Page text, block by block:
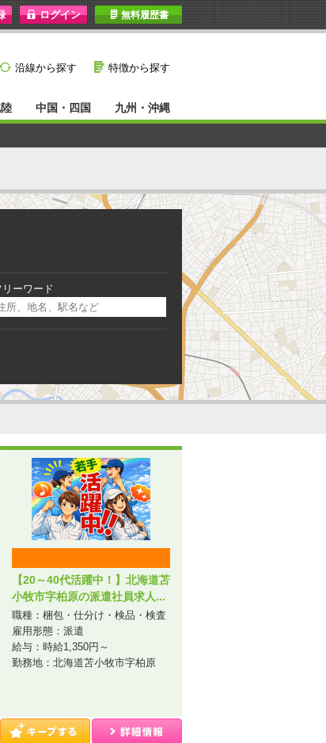
I 無料履歴書
} 沿線から探す G 特徴から探す
中国・四国 九州・沖縄
リーワード
【20～40代活躍中！】北海道苫
小牧市字柏原の派遣社員求人...
職種：梱包・仕分け・検品・検査
雇用形態：派遣
給与：時給1,350円～
勤務地：北海道苫小牧市字柏原